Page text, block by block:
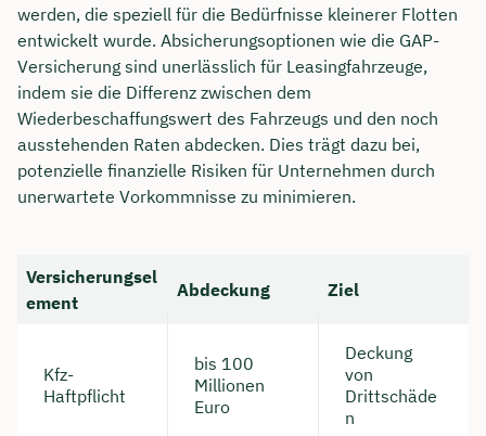
werden, die speziell für die Bedürfnisse kleinerer Flotten
entwickelt wurde. Absicherungsoptionen wie die GAP-
Versicherung sind unerlässlich für Leasingfahrzeuge,
indem sie die Differenz zwischen dem
Wiederbeschaffungswert des Fahrzeugs und den noch
ausstehenden Raten abdecken. Dies trägt dazu bei,
potenzielle finanzielle Risiken für Unternehmen durch
unerwartete Vorkommnisse zu minimieren.
Versicherungsel
ement
Abdeckung Ziel
Kfz-
Haftpflicht
bis 100
Millionen
Euro
Deckung
von
Drittschäde
n